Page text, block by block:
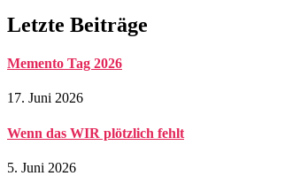
Letzte Beiträge
Memento Tag 2026
17. Juni 2026
Wenn das WIR plötzlich fehlt
5. Juni 2026